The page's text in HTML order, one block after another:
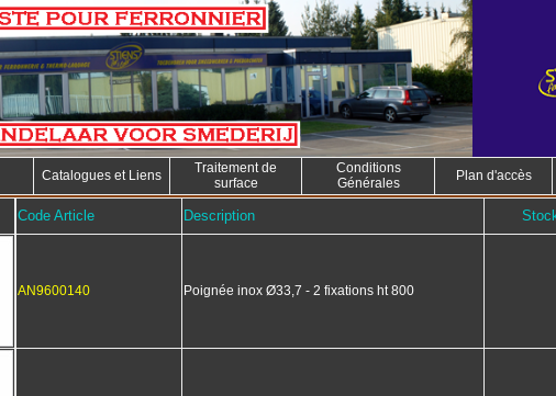
Catalogues et Liens
Traitement de
surface
Conditions
Générales
Plan d'accès
Code Article Description
AN9600140 Poignée inox Ø33,7 - 2 fixations ht 800